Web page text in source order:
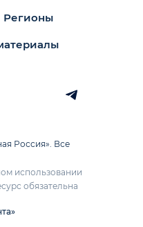
Регионы
Россия». Все
использовании
обязательна